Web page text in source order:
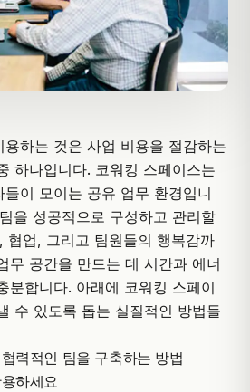
하는 것은 사업 비용을 절감하는
하나입니다. 코워킹 스페이스는
이 모이는 공유 업무 환경입니
을 성공적으로 구성하고 관리할
협업, 그리고 팀원들의 행복감까
무 공간을 만드는 데 시간과 에너
분합니다. 아래에 코워킹 스페이
수 있도록 돕는 실질적인 방법들
력적인 팀을 구축하는 방법
하세요